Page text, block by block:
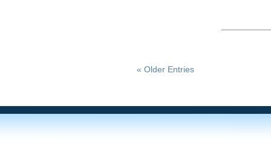
« Older Entries